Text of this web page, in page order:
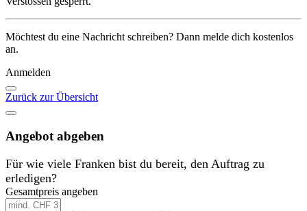
Möchtest du eine Nachricht schreiben? Dann melde dich kostenlos
an.
Anmelden
Zurück zur Übersicht
Angebot abgeben
Für wie viele Franken bist du bereit, den Auftrag zu
erledigen?
Gesamtpreis angeben